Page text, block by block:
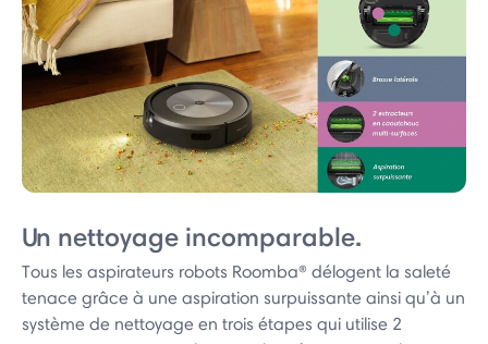
Un nettoyage incomparable.
Tous les aspirateurs robots Roomba® délogent la saleté
tenace grâce à une aspiration surpuissante ainsi qu’à un
système de nettoyage en trois étapes qui utilise 2